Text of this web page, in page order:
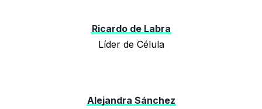
Ricardo de Labra
Líder de Célula
Alejandra Sánchez